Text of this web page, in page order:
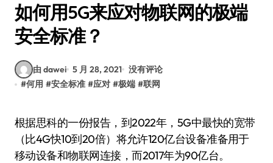
如何用5G来应对物联网的极端
安全标准？
由 dawei 5 月 28, 2021 没有评论
#何用 #安全标准 #应对 #极端 #联网
根据思科的一份报告，到2022年，5G中最快的宽带
（比4G快10到20倍）将允许120亿台设备准备用于
移动设备和物联网连接，而2017年为90亿台。